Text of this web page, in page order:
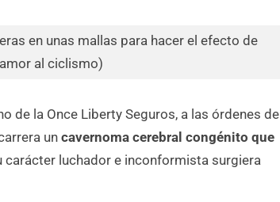
en unas mallas para hacer el efecto de
al ciclismo)
de la Once Liberty Seguros, a las órdenes de
uncavernoma cerebral congénito que
carácter luchador e inconformista surgiera